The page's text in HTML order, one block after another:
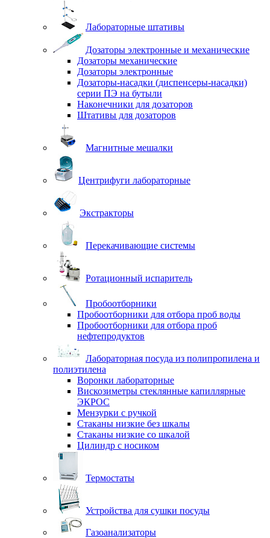
Лабораторные штативы
Дозаторы электронные и механические
Дозаторы механические
Дозаторы электронные
Дозаторы-насадки (диспенсеры-насадки)
серии ПЭ на бутыли
Наконечники для дозаторов
Штативы для дозаторов
Магнитные мешалки
Центрифуги лабораторные
Экстракторы
Перекачивающие системы
Ротационный испаритель
Пробоотборники
Пробоотборники для отбора проб воды
Пробоотборники для отбора проб
нефтепродуктов
Лабораторная посуда из полипропилена и
полиэтилена
Воронки лабораторные
Вискозиметры стеклянные капиллярные
ЭКРОС
Мензурки с ручкой
Стаканы низкие без шкалы
Стаканы низкие со шкалой
Цилиндр с носиком
Термостаты
Устройства для сушки посуды
Газоанализаторы